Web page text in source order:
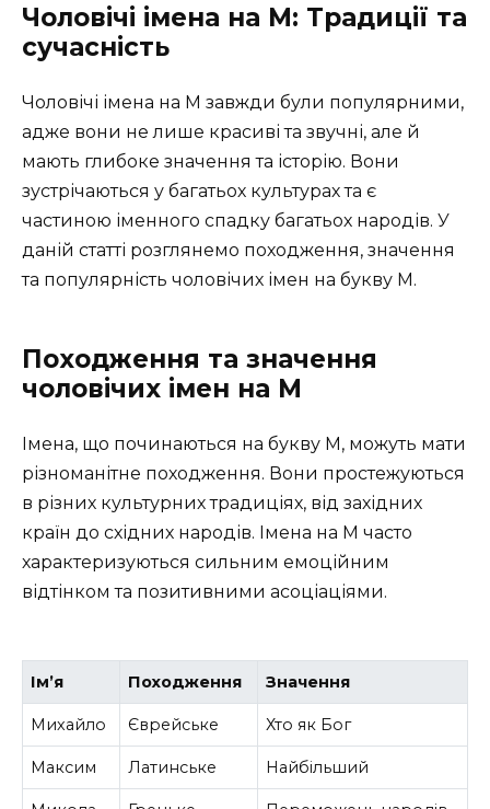
Чоловічі імена на М: Традиції та
сучасність
Чоловічі імена на М завжди були популярними,
адже вони не лише красиві та звучні, але й
мають глибоке значення та історію. Вони
зустрічаються у багатьох культурах та є
частиною іменного спадку багатьох народів. У
даній статті розглянемо походження, значення
та популярність чоловічих імен на букву М.
Походження та значення
чоловічих імен на М
Імена, що починаються на букву М, можуть мати
різноманітне походження. Вони простежуються
в різних культурних традиціях, від західних
країн до східних народів. Імена на М часто
характеризуються сильним емоційним
відтінком та позитивними асоціаціями.
Ім’я Походження Значення
Михайло Єврейське Хто як Бог
Максим Латинське Найбільший